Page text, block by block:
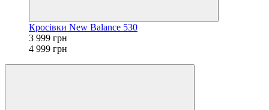
Кросівки New Balance 530
3 999 грн
4 999 грн